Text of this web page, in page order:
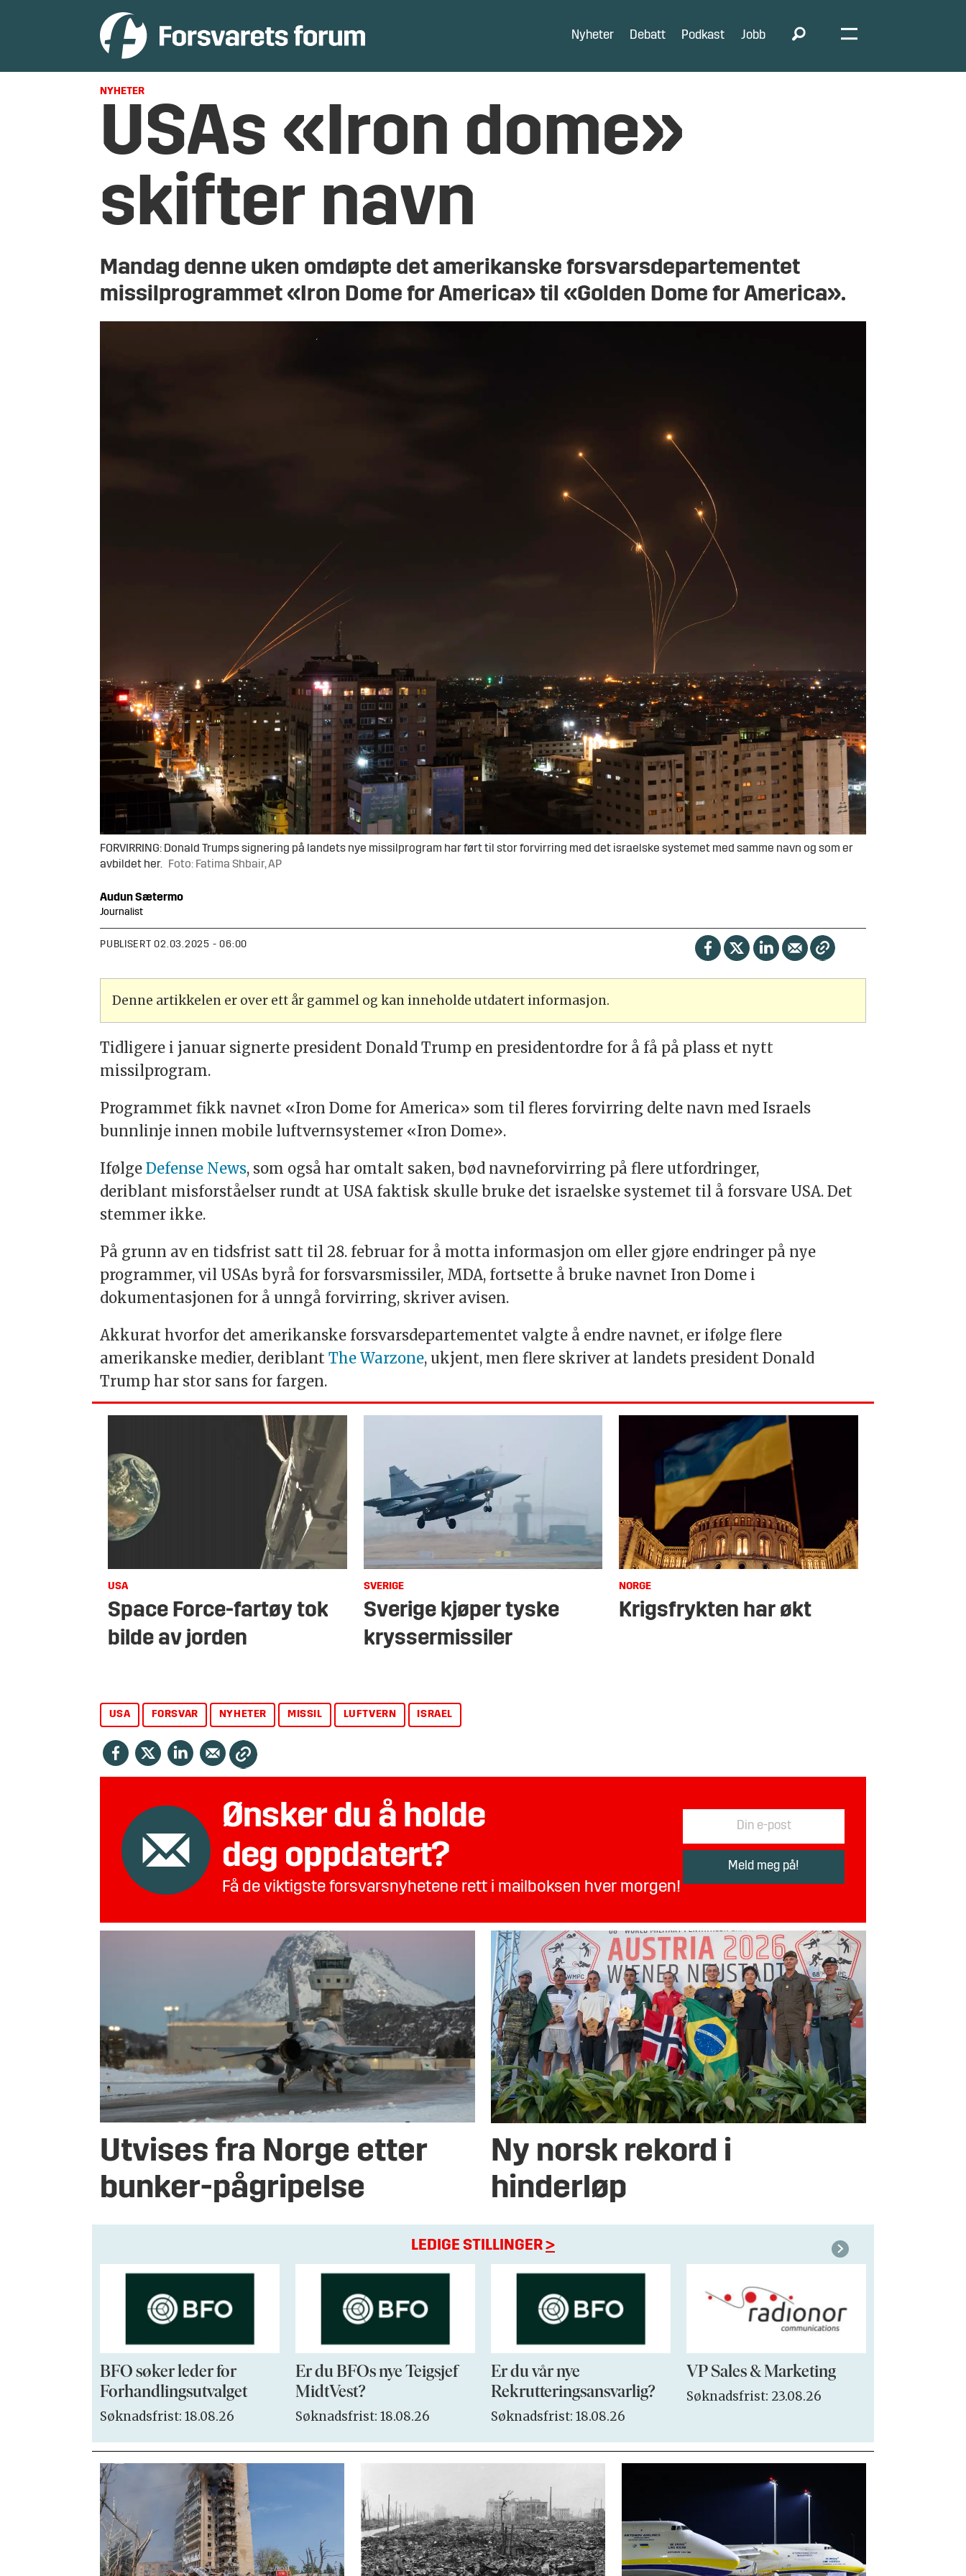
Nyheter Debatt Podkast Jobb
NYHETER
USAs «Iron dome»
skifter navn
Mandag denne uken omdøpte det amerikanske forsvarsdepartementet
missilprogrammet «Iron Dome for America» til «Golden Dome for America».
FORVIRRING: Donald Trumps signering på landets nye missilprogram har ført til stor forvirring med det israelske systemet med samme navn og som er
avbildet her.
Foto: Fatima Shbair, AP
AudunSætermo
Journalist
PUBLISERT 02.03.2025 - 06:00
Denne artikkelen er over ett år gammel og kan inneholde utdatert informasjon.
Tidligere i januar signerte president Donald Trump en presidentordre for å få på plass et nytt
missilprogram.
Programmet fikk navnet «Iron Dome for America» som til fleres forvirring delte navn med Israels
bunnlinje innen mobile luftvernsystemer «Iron Dome».
IfølgeDefense News, som også har omtalt saken, bød navneforvirring på flere utfordringer,
deriblant misforståelser rundt at USA faktisk skulle bruke det israelske systemet til å forsvare USA. Det
stemmer ikke.
På grunn av en tidsfrist satt til 28. februar for å motta informasjon om eller gjøre endringer på nye
programmer, vil USAs byrå for forsvarsmissiler, MDA, fortsette å bruke navnet Iron Dome i
dokumentasjonen for å unngå forvirring, skriver avisen.
Akkurat hvorfor det amerikanske forsvarsdepartementet valgte å endre navnet, er ifølge flere
amerikanske medier, deriblantThe Warzone, ukjent, men flere skriver at landets president Donald
Trump har stor sans for fargen.
USA
Space Force-fartøy tok
bilde av jorden
SVERIGE
Sverige kjøper tyske
kryssermissiler
NORGE
Krigsfrykten har økt
USA FORSVAR NYHETER MISSIL LUFTVERN ISRAEL
Ønsker du å holde
deg oppdatert?
Få de viktigste forsvarsnyhetene rett i mailboksen hver morgen!
Utvises fra Norge etter
bunker-pågripelse
Ny norsk rekord i
hinderløp
LEDIGE STILLINGER>
BFO søker leder for
Forhandlingsutvalget
Søknadsfrist: 18.08.26
Er du BFOs nye Teigsjef
MidtVest?
Søknadsfrist: 18.08.26
Er du vår nye
Rekrutteringsansvarlig?
Søknadsfrist: 18.08.26
VP Sales & Marketing
Søknadsfrist: 23.08.26